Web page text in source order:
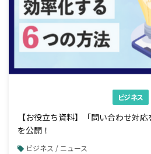
ビジネス
【お役立ち資料】「問い合わせ対
を公開！
ビジネス / ニュース